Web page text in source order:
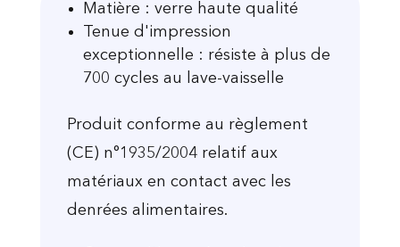
Matière : verre haute qualité
Tenue d'impression
exceptionnelle : résiste à plus de
700 cycles au lave-vaisselle
Produit conforme au règlement
(CE) n°1935/2004 relatif aux
matériaux en contact avec les
denrées alimentaires.